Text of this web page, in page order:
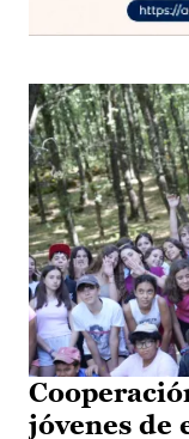
jóvenes de